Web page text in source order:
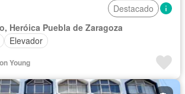
Destacado
Heróica Puebla de Zaragoza
Elevador
Young